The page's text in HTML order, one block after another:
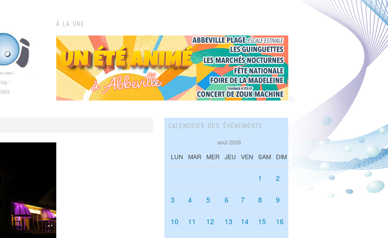
/
À LA UNE
CALENDRIER DES ÉVÉNEMENTS
août 2026
LUN MAR MER JEU VEN SAM DIM
1 2
3 4 5 6 7 8 9
10 11 12 13 14 15 16